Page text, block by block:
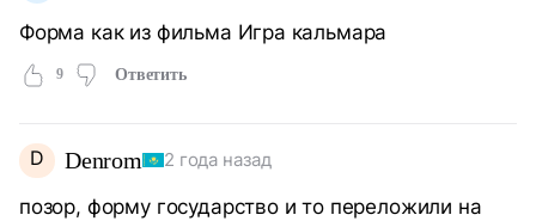
Форма как из фильма Игра кальмара
9 Ответить
D Denrom 2 года назад
позор, форму государство и то переложили на